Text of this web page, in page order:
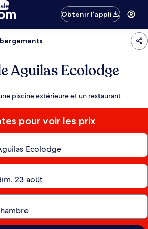
Obtenir l’appli
Aguilas Ecolodge
piscine extérieure et un restaurant
pour voir les prix